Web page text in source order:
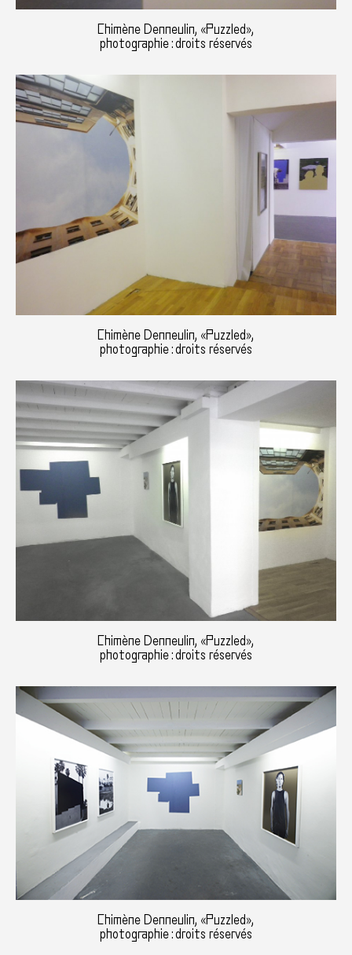
Chimène Denneulin, «Puzzled»,
photographie : droits réservés
Chimène Denneulin, «Puzzled»,
photographie : droits réservés
Chimène Denneulin, «Puzzled»,
photographie : droits réservés
Chimène Denneulin, «Puzzled»,
photographie : droits réservés